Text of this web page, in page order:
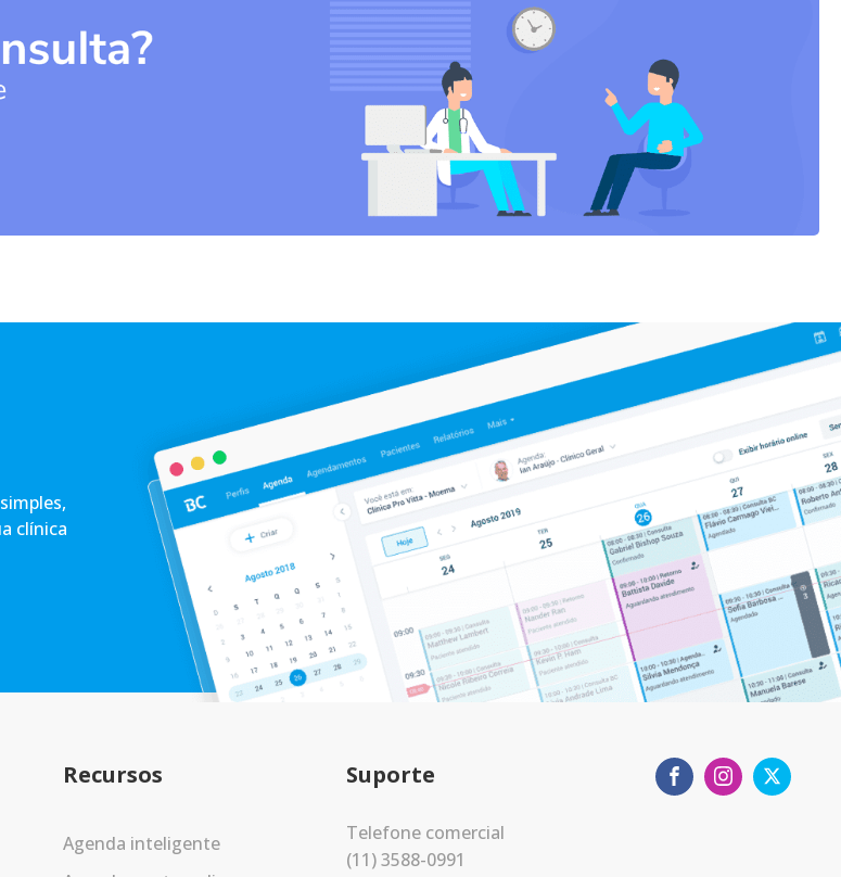
clínica
Recursos
Agenda inteligente
Suporte
Telefone comercial
(11) 3588-0991